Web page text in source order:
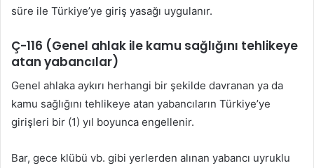
süre ile Türkiye’ye giriş yasağı uygulanır.
Ç-116 (Genel ahlak ile kamu sağlığını tehlikeye
atan yabancılar)
Genel ahlaka aykırı herhangi bir şekilde davranan ya da
kamu sağlığını tehlikeye atan yabancıların Türkiye’ye
girişleri bir (1) yıl boyunca engellenir.
Bar, gece klübü vb. gibi yerlerden alınan yabancı uyruklu